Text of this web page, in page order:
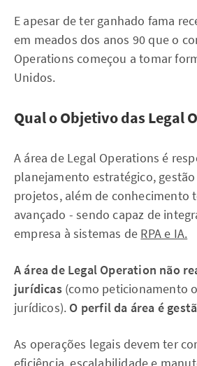
E apesar de ter ganhado fama
em meados dos anos 90 que o
Operations começou a tomar
Unidos.
Qual o Objetivo das Legal
A área de Legal Operations é
planejamento estratégico,
projetos, além de conhecimento
avançado - sendo capaz de
empresa à sistemas de RPA e IA.
A área de Legal Operation não
jurídicas(como peticionamento
jurídicos). O perfil da área é
As operações legais devem ter